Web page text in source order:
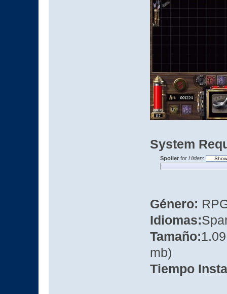
System
Spoilerfor Hiden:
Género:
Idiomas:
Tamaño:
mb)
Tiempo